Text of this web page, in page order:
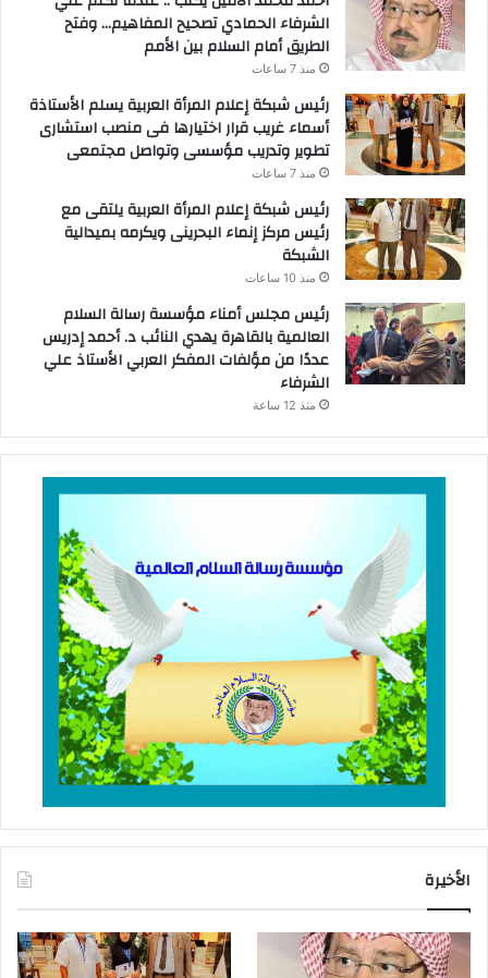
الشرفاء الحمادي تصحيح المفاهيم… وفتح
الطريق أمام السلام بين الأمم
منذ 7 ساعات
رئيس شبكة إعلام المرأة العربية يسلم الأستاذة
أسماء غريب قرار اختيارها فى منصب استشارى
تطوير وتدريب مؤسسى وتواصل مجتمعى
منذ 7 ساعات
رئيس شبكة إعلام المرأة العربية يلتقى مع
رئيس مركز إنماء البحرينى ويكرمه بميدالية
الشبكة
منذ 10 ساعات
رئيس مجلس أمناء مؤسسة رسالة السلام
العالمية بالقاهرة يهدي النائب د. أحمد إدريس
عددًا من مؤلفات المفكر العربي الأستاذ علي
الشرفاء
منذ 12 ساعة
الأخيرة